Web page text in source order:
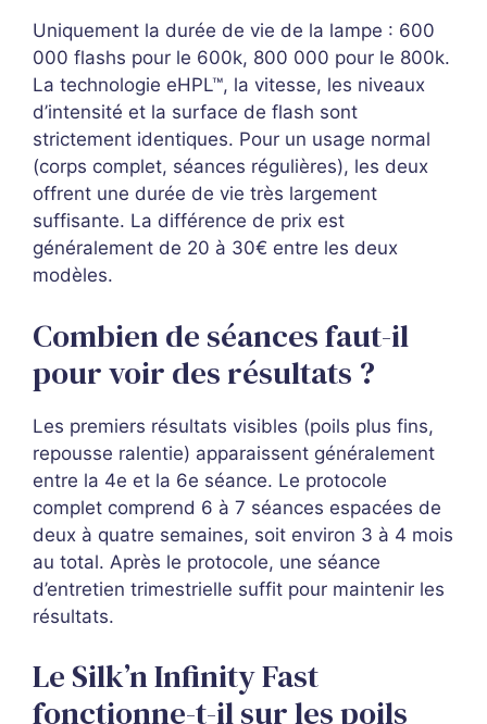
Uniquement la durée de vie de la lampe : 600
000 flashs pour le 600k, 800 000 pour le 800k.
La technologie eHPL™, la vitesse, les niveaux
d’intensité et la surface de flash sont
strictement identiques. Pour un usage normal
(corps complet, séances régulières), les deux
offrent une durée de vie très largement
suffisante. La différence de prix est
généralement de 20 à 30€ entre les deux
modèles.
Combien de séances faut-il
pour voir des résultats ?
Les premiers résultats visibles (poils plus fins,
repousse ralentie) apparaissent généralement
entre la 4e et la 6e séance. Le protocole
complet comprend 6 à 7 séances espacées de
deux à quatre semaines, soit environ 3 à 4 mois
au total. Après le protocole, une séance
d’entretien trimestrielle suffit pour maintenir les
résultats.
Le Silk’n Infinity Fast
fonctionne-t-il sur les poils